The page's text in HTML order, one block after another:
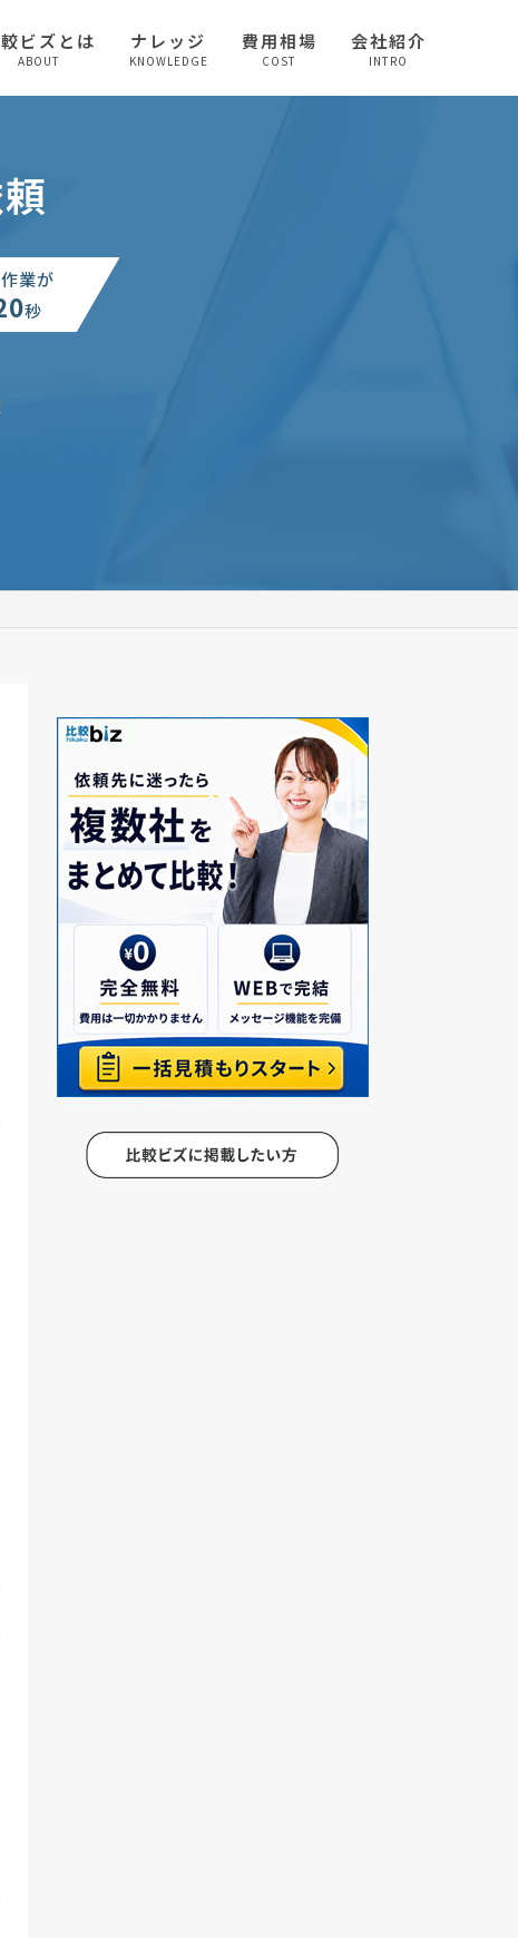
ビズとは
ABOUT
ナレッジ
KNOWLEDGE
費用相場
COST
会社紹介
INTRO
業が
秒